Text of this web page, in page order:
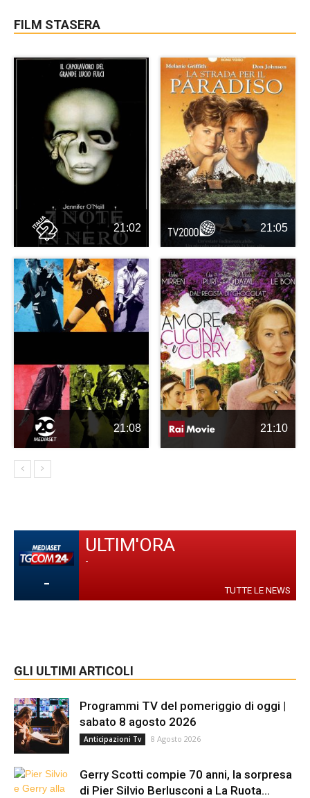
FILM STASERA
21:02 21:05
21:08 21:10
-
ULTIM'ORA
-
TUTTE LE NEWS
GLI ULTIMI ARTICOLI
Programmi TV del pomeriggio di oggi |
sabato 8 agosto 2026
Anticipazioni Tv 8 Agosto 2026
Gerry Scotti compie 70 anni, la sorpresa
di Pier Silvio Berlusconi a La Ruota...